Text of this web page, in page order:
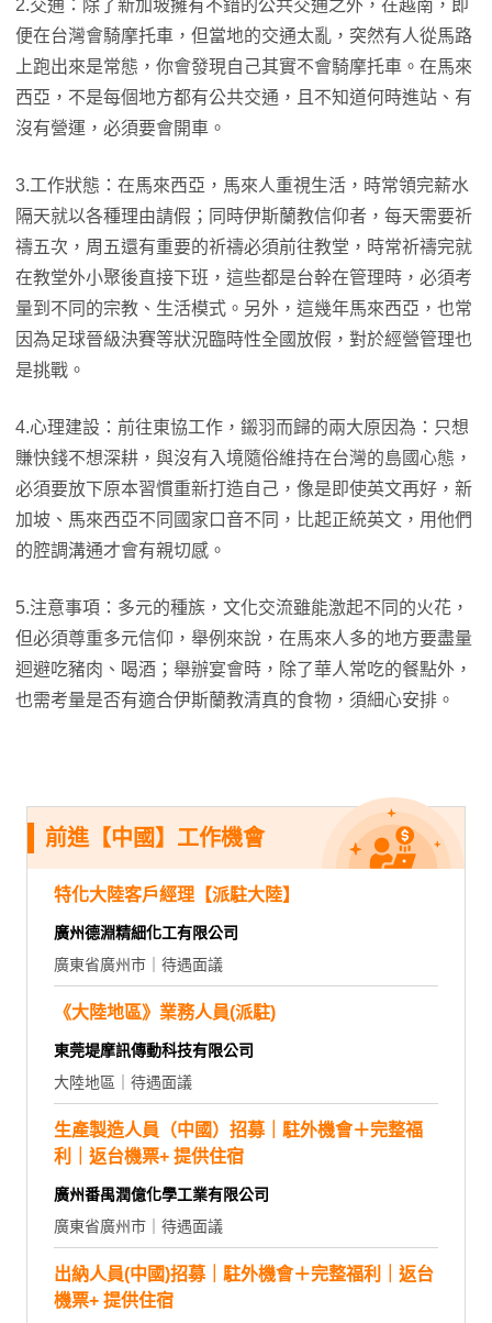
2.交通：除了新加坡擁有不錯的公共交通之外，在越南，即
便在台灣會騎摩托車，但當地的交通太亂，突然有人從馬路
上跑出來是常態，你會發現自己其實不會騎摩托車。在馬來
西亞，不是每個地方都有公共交通，且不知道何時進站、有
沒有營運，必須要會開車。
3.工作狀態：在馬來西亞，馬來人重視生活，時常領完薪水
隔天就以各種理由請假；同時伊斯蘭教信仰者，每天需要祈
禱五次，周五還有重要的祈禱必須前往教堂，時常祈禱完就
在教堂外小聚後直接下班，這些都是台幹在管理時，必須考
量到不同的宗教、生活模式。另外，這幾年馬來西亞，也常
因為足球晉級決賽等狀況臨時性全國放假，對於經營管理也
是挑戰。
4.心理建設：前往東協工作，鎩羽而歸的兩大原因為：只想
賺快錢不想深耕，與沒有入境隨俗維持在台灣的島國心態，
必須要放下原本習慣重新打造自己，像是即使英文再好，新
加坡、馬來西亞不同國家口音不同，比起正統英文，用他們
的腔調溝通才會有親切感。
5.注意事項：多元的種族，文化交流雖能激起不同的火花，
但必須尊重多元信仰，舉例來說，在馬來人多的地方要盡量
迴避吃豬肉、喝酒；舉辦宴會時，除了華人常吃的餐點外，
也需考量是否有適合伊斯蘭教清真的食物，須細心安排。
前進【中國】工作機會
特化大陸客戶經理【派駐大陸】
廣州德淵精細化工有限公司
廣東省廣州市｜待遇面議
《大陸地區》業務人員(派駐)
東莞堤摩訊傳動科技有限公司
大陸地區｜待遇面議
生產製造人員（中國）招募｜駐外機會＋完整福
利｜返台機票+ 提供住宿
廣州番禺潤億化學工業有限公司
廣東省廣州市｜待遇面議
出納人員(中國)招募｜駐外機會＋完整福利｜返台
機票+ 提供住宿